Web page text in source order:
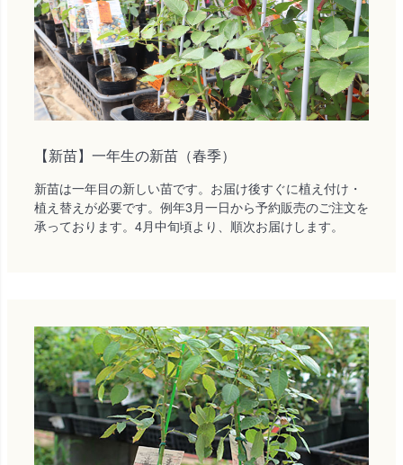
【新苗】一年生の新苗（春季）
新苗は一年目の新しい苗です。お届け後すぐに植え付け・
植え替えが必要です。例年3月一日から予約販売のご注文を
承っております。4月中旬頃より、順次お届けします。